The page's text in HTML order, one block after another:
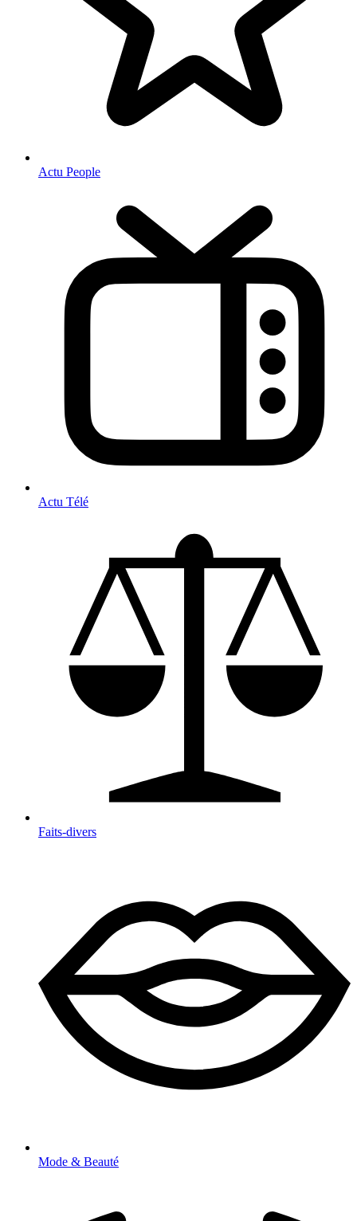
Actu People
Actu Télé
Faits-divers
Mode & Beauté